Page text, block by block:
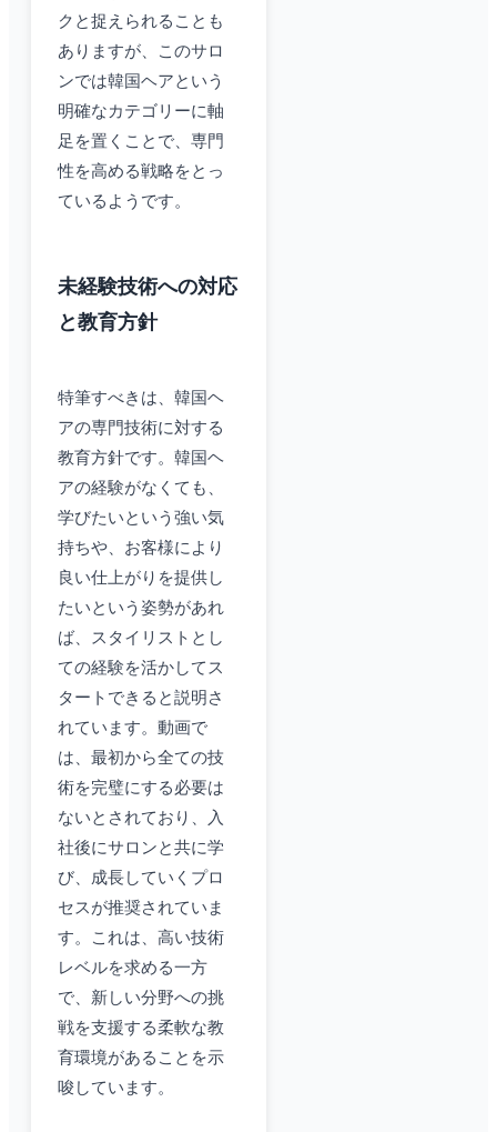
クと捉えられることも
ありますが、このサロ
ンでは韓国ヘアという
明確なカテゴリーに軸
足を置くことで、専門
性を高める戦略をとっ
ているようです。
未経験技術への対応
と教育方針
特筆すべきは、韓国ヘ
アの専門技術に対する
教育方針です。韓国ヘ
アの経験がなくても、
学びたいという強い気
持ちや、お客様により
良い仕上がりを提供し
たいという姿勢があれ
ば、スタイリストとし
ての経験を活かしてス
タートできると説明さ
れています。動画で
は、最初から全ての技
術を完璧にする必要は
ないとされており、入
社後にサロンと共に学
び、成長していくプロ
セスが推奨されていま
す。これは、高い技術
レベルを求める一方
で、新しい分野への挑
戦を支援する柔軟な教
育環境があることを示
唆しています。